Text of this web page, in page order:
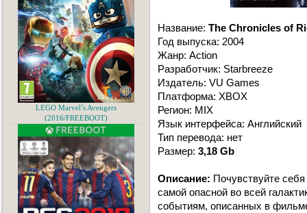
Название: The Chronicles of
Год выпуска: 2004
Жанр: Action
Разработчик: Starbreeze
Издатель: VU Games
Платформа: XBOX
Регион: MIX
Язык интерфейса: Английский
Тип перевода: нет
Размер: 3,18 Gb
Описание: Почувствуйте
самой опасной во всей
событиям, описанных в
LEGO Marvel’s Avengers
(2016/FREEBOOT)